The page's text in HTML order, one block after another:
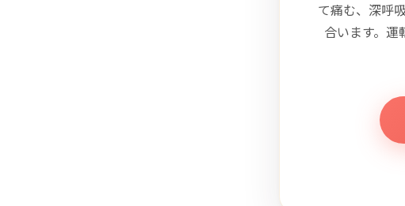
て痛む、深呼
合います。